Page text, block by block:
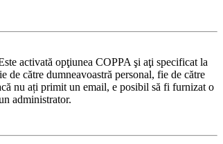
activată opţiunea COPPA şi aţi specificat la
către dumneavoastră personal, fie de către
nu ați primit un email, e posibil să fi furnizat o
administrator.